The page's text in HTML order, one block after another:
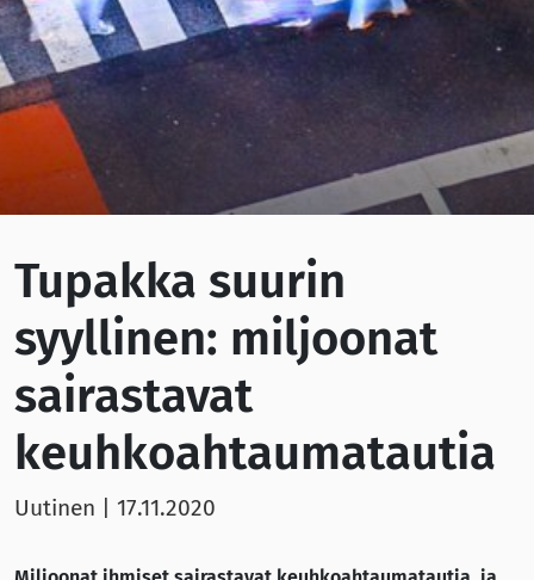
Tupakka suurin
syyllinen: miljoonat
sairastavat
keuhkoahtaumatautia
Uutinen 17.11.2020